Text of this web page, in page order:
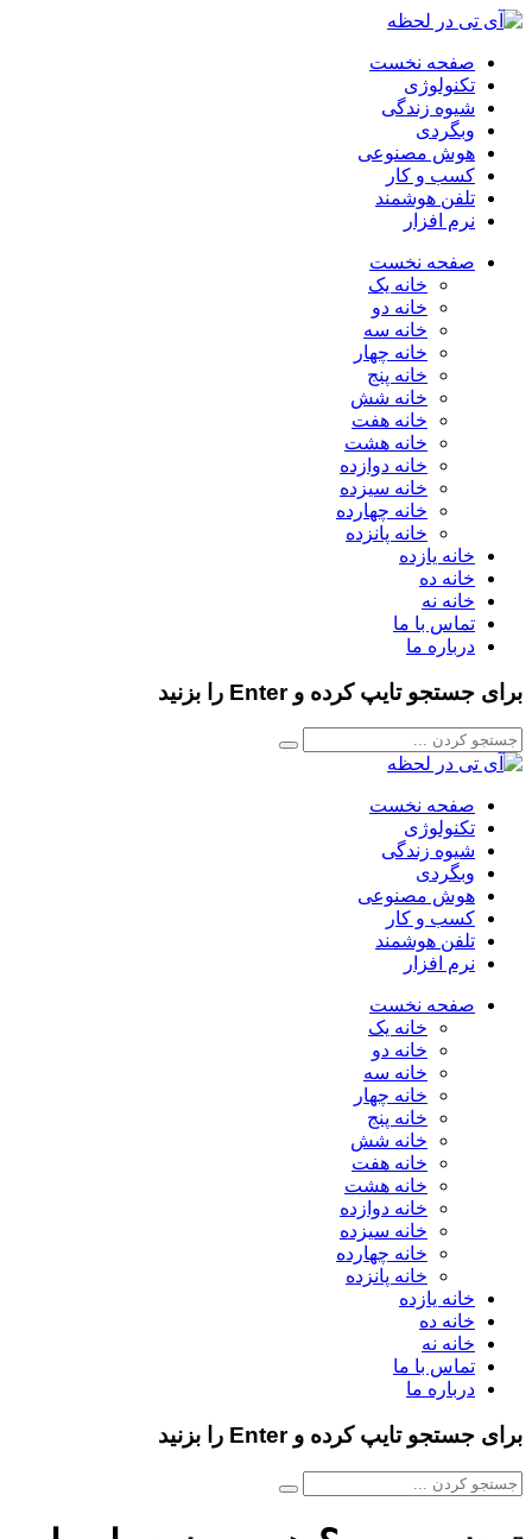
صفحه نخست
تکنولوژی
شیوه زندگی
وبگردی
هوش مصنوعی
کسب و کار
تلفن هوشمند
نرم افزار
صفحه نخست
خانه یک
خانه دو
خانه سه
خانه چهار
خانه پنج
خانه شش
خانه هفت
خانه هشت
خانه دوازده
خانه سیزده
خانه چهارده
خانه پانزده
خانه یازده
خانه ده
خانه نه
تماس با ما
درباره ما
برای جستجو تایپ کرده و Enter را بزنید
صفحه نخست
تکنولوژی
شیوه زندگی
وبگردی
هوش مصنوعی
کسب و کار
تلفن هوشمند
نرم افزار
صفحه نخست
خانه یک
خانه دو
خانه سه
خانه چهار
خانه پنج
خانه شش
خانه هفت
خانه هشت
خانه دوازده
خانه سیزده
خانه چهارده
خانه پانزده
خانه یازده
خانه ده
خانه نه
تماس با ما
درباره ما
برای جستجو تایپ کرده و Enter را بزنید